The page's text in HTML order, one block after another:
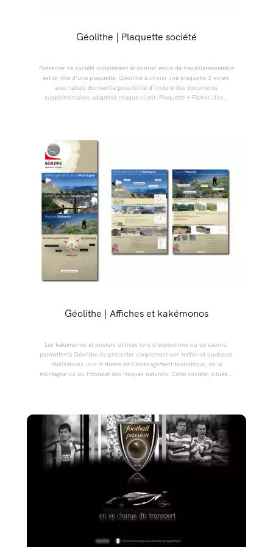
Géolithe | Plaquette société
Présenter sa société simplement et donner envie de travaillerensemble
est le rôle d'une plaquette. Géolithe a choisi une plaquette 3 volets
avec rabats donnantla possibilité d'inclure des documents
supplémentaires adaptésà chaque client. Plaquette + Fiches.Une...
Géolithe | Affiches et kakémonos
Les kakémonos et posters utilisés lors d'expostions ou de salons,
permettentà Géolithe de présenter simplement son métier et quelques
réalisations :sur le thème de l'aménagement touristique, de la
montagne ou du littoralet des risques naturels. Cette société, située...